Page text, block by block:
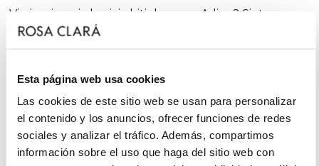
Esta página web usa cookies
Las cookies de este sitio web se usan para personalizar
el contenido y los anuncios, ofrecer funciones de redes
sociales y analizar el tráfico. Además, compartimos
información sobre el uso que haga del sitio web con
Vi piacciono i classici abiti da sposa A-line? Siete
fortunate. LaA-line
meglio si adatta alla maggior parte delle carnagioni
collezioni, sempre con dosi extra di femminilità e
finiture sorprendenti, che rinnovano la tradizione
con tocchi chic e fantasiosi, senza escludere il
glamour.
D'altra parte, se siete una sposa minimal, sarete